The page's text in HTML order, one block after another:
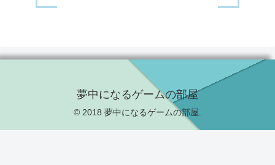
夢中になるゲームの部屋
© 2018 夢中になるゲームの部屋.